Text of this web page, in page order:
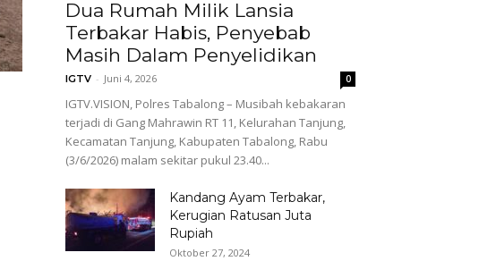
Dua Rumah Milik Lansia
Terbakar Habis, Penyebab
Masih Dalam Penyelidikan
IGTV - Juni 4, 2026 0
IGTV.VISION, Polres Tabalong – Musibah kebakaran
terjadi di Gang Mahrawin RT 11, Kelurahan Tanjung,
Kecamatan Tanjung, Kabupaten Tabalong, Rabu
(3/6/2026) malam sekitar pukul 23.40...
Kandang Ayam Terbakar,
Kerugian Ratusan Juta
Rupiah
Oktober 27, 2024